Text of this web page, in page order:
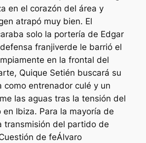
en el corazón del área y
atrapó muy bien. El
solo la portería de Edgar
franjiverde le barrió el
en la frontal del
Quique Setién buscará su
como entrenador culé y un
las aguas tras la tensión del
Ibiza. Para la mayoría de
transmisión del partido de
de feÁlvaro